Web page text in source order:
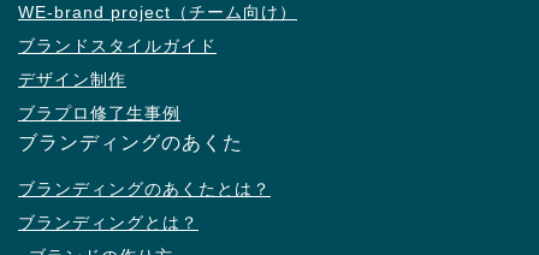
WE-brand project（チーム向け）
ブランドスタイルガイド
デザイン制作
ブラプロ修了生事例
ブランディングのあくた
ブランディングのあくたとは？
ブランディングとは？